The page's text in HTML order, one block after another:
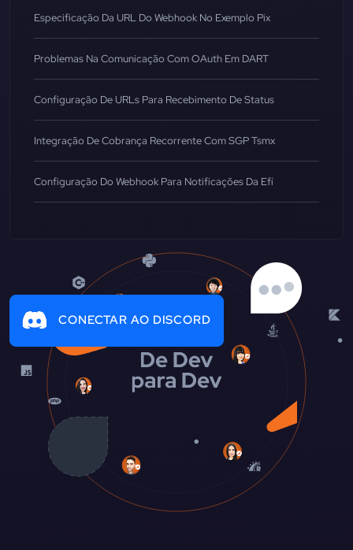
Especificação Da URL Do Webhook No Exemplo Pix
Problemas Na Comunicação Com OAuth Em DART
Configuração De URLs Para Recebimento De Status
Integração De Cobrança Recorrente Com SGP Tsmx
Configuração Do Webhook Para Notificações Da Efí
CONECTAR AO DISCORD